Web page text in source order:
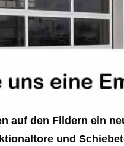
auf den Fildern ein
und